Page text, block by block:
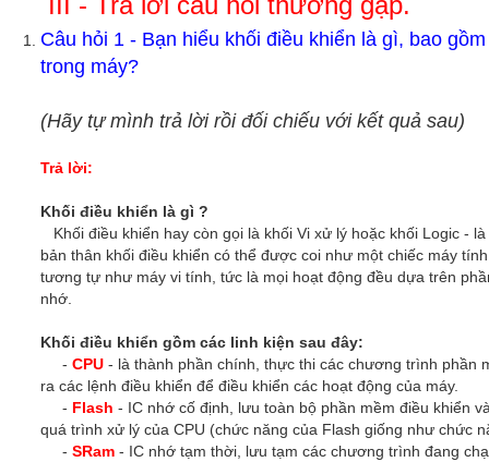
Câu hỏi 1 - Bạn hiểu khối điều khiển là gì, bao
trong máy?
(Hãy tự mình trả lời rồi đối chiếu với kết quả sau)
Trả lời:
Khối điều khiển là gì ?
Khối điều khiển hay còn gọi là khối Vi xử lý hoặc khối Logic -
bản thân khối điều khiển có thể được coi như một chiếc máy
tương tự như máy vi tính, tức là mọi hoạt động đều dựa trên
nhớ.
Khối điều khiển gồm các linh kiện sau đây:
- CPU - là thành phần chính, thực thi các chương trình phần
ra các lệnh điều khiển để điều khiển các hoạt động của máy.
- Flash - IC nhớ cố định, lưu toàn bộ phần mềm điều khiển
quá trình xử lý của CPU (chức năng của Flash giống như chức
- SRam - IC nhớ tạm thời, lưu tạm các chương trình đang